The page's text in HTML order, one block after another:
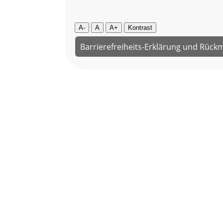
A- A A+ Kontrast
Barrierefreiheits-Erklärung und